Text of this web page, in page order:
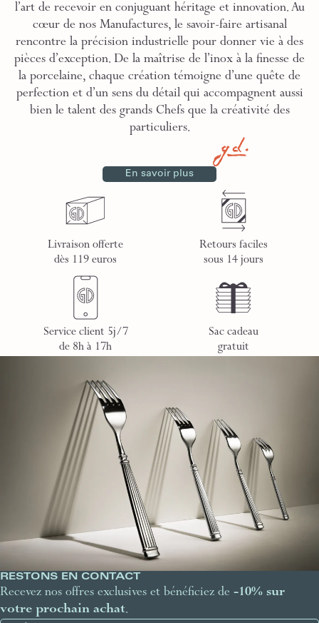
l’art de recevoir en conjuguant héritage et innovation. Au
cœur de nos Manufactures, le savoir-faire artisanal
rencontre la précision industrielle pour donner vie à des
pièces d’exception. De la maîtrise de l’inox à la finesse de
la porcelaine, chaque création témoigne d’une quête de
perfection et d’un sens du détail qui accompagnent aussi
bien le talent des grands Chefs que la créativité des
particuliers.
En savoir plus
Livraison offerte
dès 119 euros
Retours faciles
sous 14 jours
Service client 5j/7
de 8h à 17h
Sac cadeau
gratuit
RESTONS EN CONTACT
Recevez nos offres exclusives et bénéficiez de -10% sur
votre prochain achat.